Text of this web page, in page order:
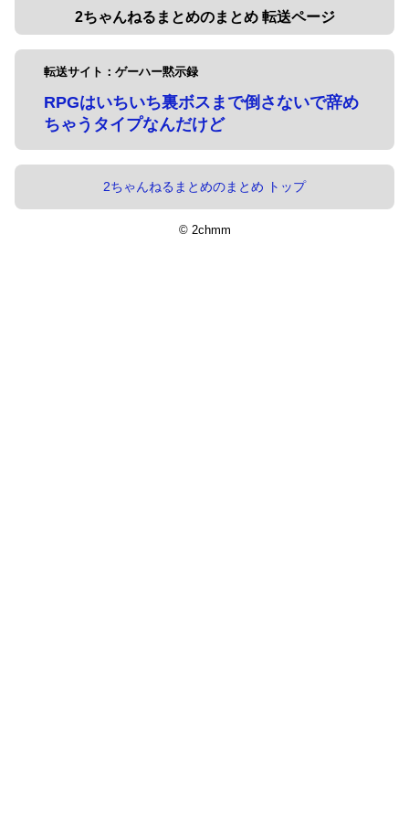
2ちゃんねるまとめのまとめ 転送ページ
転送サイト：ゲーハー黙示録
RPGはいちいち裏ボスまで倒さないで辞め
ちゃうタイプなんだけど
2ちゃんねるまとめのまとめ トップ
© 2chmm